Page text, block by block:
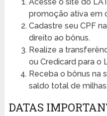
Acesse o site do
promoção ativa em
Cadastre seu CPF
direito ao bônus.
Realize a
ou Credicard para o
Receba o bônus na
saldo total de
DATAS